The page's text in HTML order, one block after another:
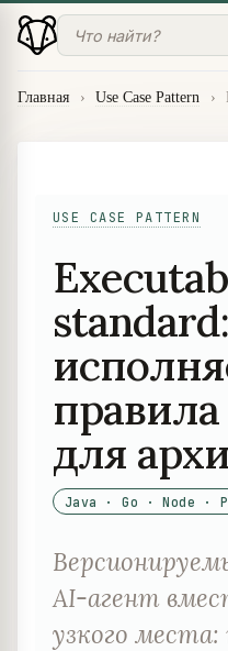
Главная › Use Case Pattern ›
USE CASE PATTERN
standard:
для
Java · Go · Node ·
AI-агент
узкого места: